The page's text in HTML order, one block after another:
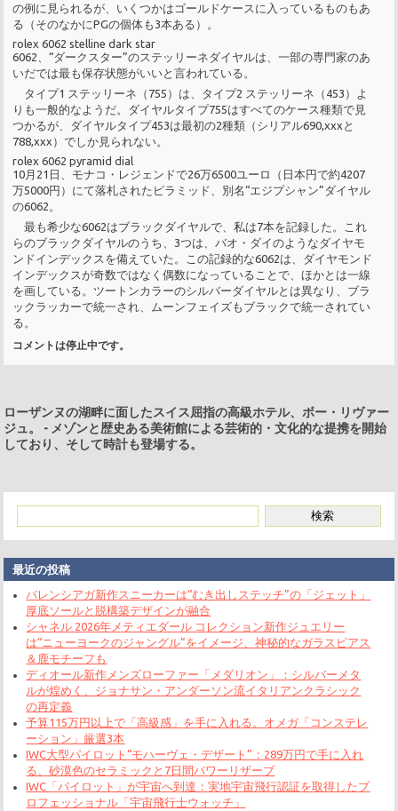
の例に見られるが、いくつかはゴールドケースに入っているものもあ
る（そのなかにPGの個体も3本ある）。
rolex 6062 stelline dark star
6062、“ダークスター”のステッリーネダイヤルは、一部の専門家のあ
いだでは最も保存状態がいいと言われている。
タイプ1 ステッリーネ（755）は、タイプ2 ステッリーネ（453）よ
りも一般的なようだ。ダイヤルタイプ755はすべてのケース種類で見
つかるが、ダイヤルタイプ453は最初の2種類（シリアル690,xxxと
788,xxx）でしか見られない。
rolex 6062 pyramid dial
10月21日、モナコ・レジェンドで26万6500ユーロ（日本円で約4207
万5000円）にて落札されたピラミッド、別名“エジプシャン”ダイヤル
の6062。
最も希少な6062はブラックダイヤルで、私は7本を記録した。これ
らのブラックダイヤルのうち、3つは、バオ・ダイのようなダイヤモ
ンドインデックスを備えていた。この記録的な6062は、ダイヤモンド
インデックスが奇数ではなく偶数になっていることで、ほかとは一線
を画している。ツートンカラーのシルバーダイヤルとは異なり、ブラ
ックラッカーで統一され、ムーンフェイズもブラックで統一されてい
る。
コメントは停止中です。
ローザンヌの湖畔に面したスイス屈指の高級ホテル、ボー・リヴァー
ジュ。
- メゾンと歴史ある美術館による芸術的・文化的な提携を開始
しており、そして時計も登場する。
最近の投稿
バレンシアガ新作スニーカーは“むき出しステッチ”の「ジェット」
厚底ソールと脱構築デザインが融合
シャネル 2026年メティエダール コレクション新作ジュエリー
は“ニューヨークのジャングル”をイメージ、神秘的なガラスピアス
＆鹿モチーフも
ディオール新作メンズローファー「メダリオン」：シルバーメタ
ルが煌めく、ジョナサン・アンダーソン流イタリアンクラシック
の再定義
予算115万円以上で「高級感」を手に入れる。オメガ「コンステレ
ーション」厳選3本
IWC大型パイロット“モハーヴェ・デザート”：289万円で手に入れ
る、砂漠色のセラミックと7日間パワーリザーブ
IWC「パイロット」が宇宙へ到達：実地宇宙飛行認証を取得したプ
ロフェッショナル「宇宙飛行士ウォッチ」